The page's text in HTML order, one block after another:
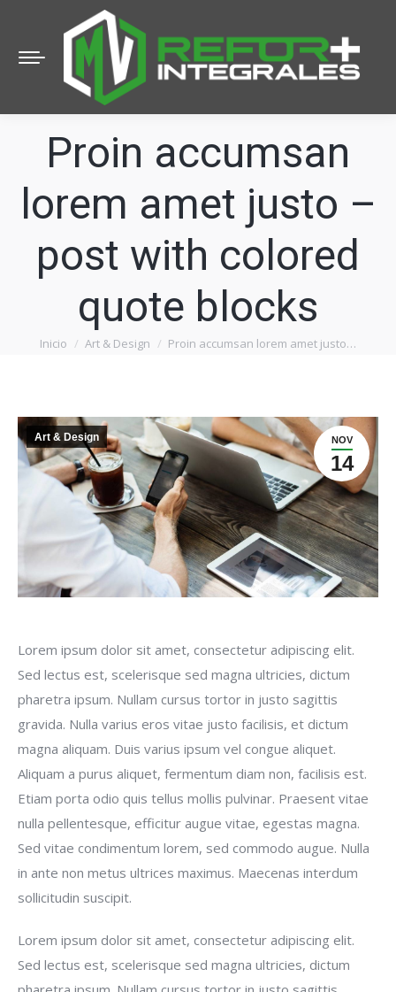
Proin accumsan
lorem amet justo –
post with colored
quote blocks
Estás aquí:
Inicio Art & Design Proin accumsan lorem amet justo…
NOV
14
Art & Design
Lorem ipsum dolor sit amet, consectetur adipiscing elit.
Sed lectus est, scelerisque sed magna ultricies, dictum
pharetra ipsum. Nullam cursus tortor in justo sagittis
gravida. Nulla varius eros vitae justo facilisis, et dictum
magna aliquam. Duis varius ipsum vel congue aliquet.
Aliquam a purus aliquet, fermentum diam non, facilisis est.
Etiam porta odio quis tellus mollis pulvinar. Praesent vitae
nulla pellentesque, efficitur augue vitae, egestas magna.
Sed vitae condimentum lorem, sed commodo augue. Nulla
in ante non metus ultrices maximus. Maecenas interdum
sollicitudin suscipit.
Lorem ipsum dolor sit amet, consectetur adipiscing elit.
Sed lectus est, scelerisque sed magna ultricies, dictum